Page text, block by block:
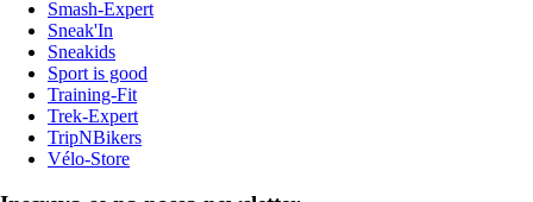
Smash-Expert
Sneak'In
Sneakids
Sport is good
Training-Fit
Trek-Expert
TripNBikers
Vélo-Store